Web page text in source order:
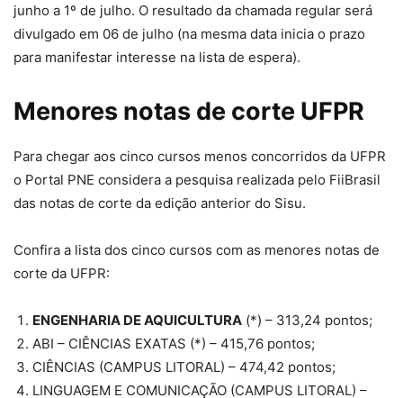
junho a 1º de julho. O resultado da chamada regular será
divulgado em 06 de julho (na mesma data inicia o prazo
para manifestar interesse na lista de espera).
Menores notas de corte UFPR
Para chegar aos cinco cursos menos concorridos da UFPR
o Portal PNE considera a pesquisa realizada pelo FiiBrasil
das notas de corte da edição anterior do Sisu.
Confira a lista dos cinco cursos com as menores notas de
corte da UFPR:
ENGENHARIA DE AQUICULTURA (*) – 313,24 pontos;
ABI – CIÊNCIAS EXATAS (*) – 415,76 pontos;
CIÊNCIAS (CAMPUS LITORAL) – 474,42 pontos;
LINGUAGEM E COMUNICAÇÃO (CAMPUS LITORAL) –